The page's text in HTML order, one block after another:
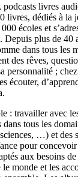
podcasts livres
livres, dédiés à la
écoles et
Depuis plus de 40
dans tous les
des rêves,
personnalité ;
écouter,
: travailler avec
tous les
…) et des
pour
aux besoins
monde et les